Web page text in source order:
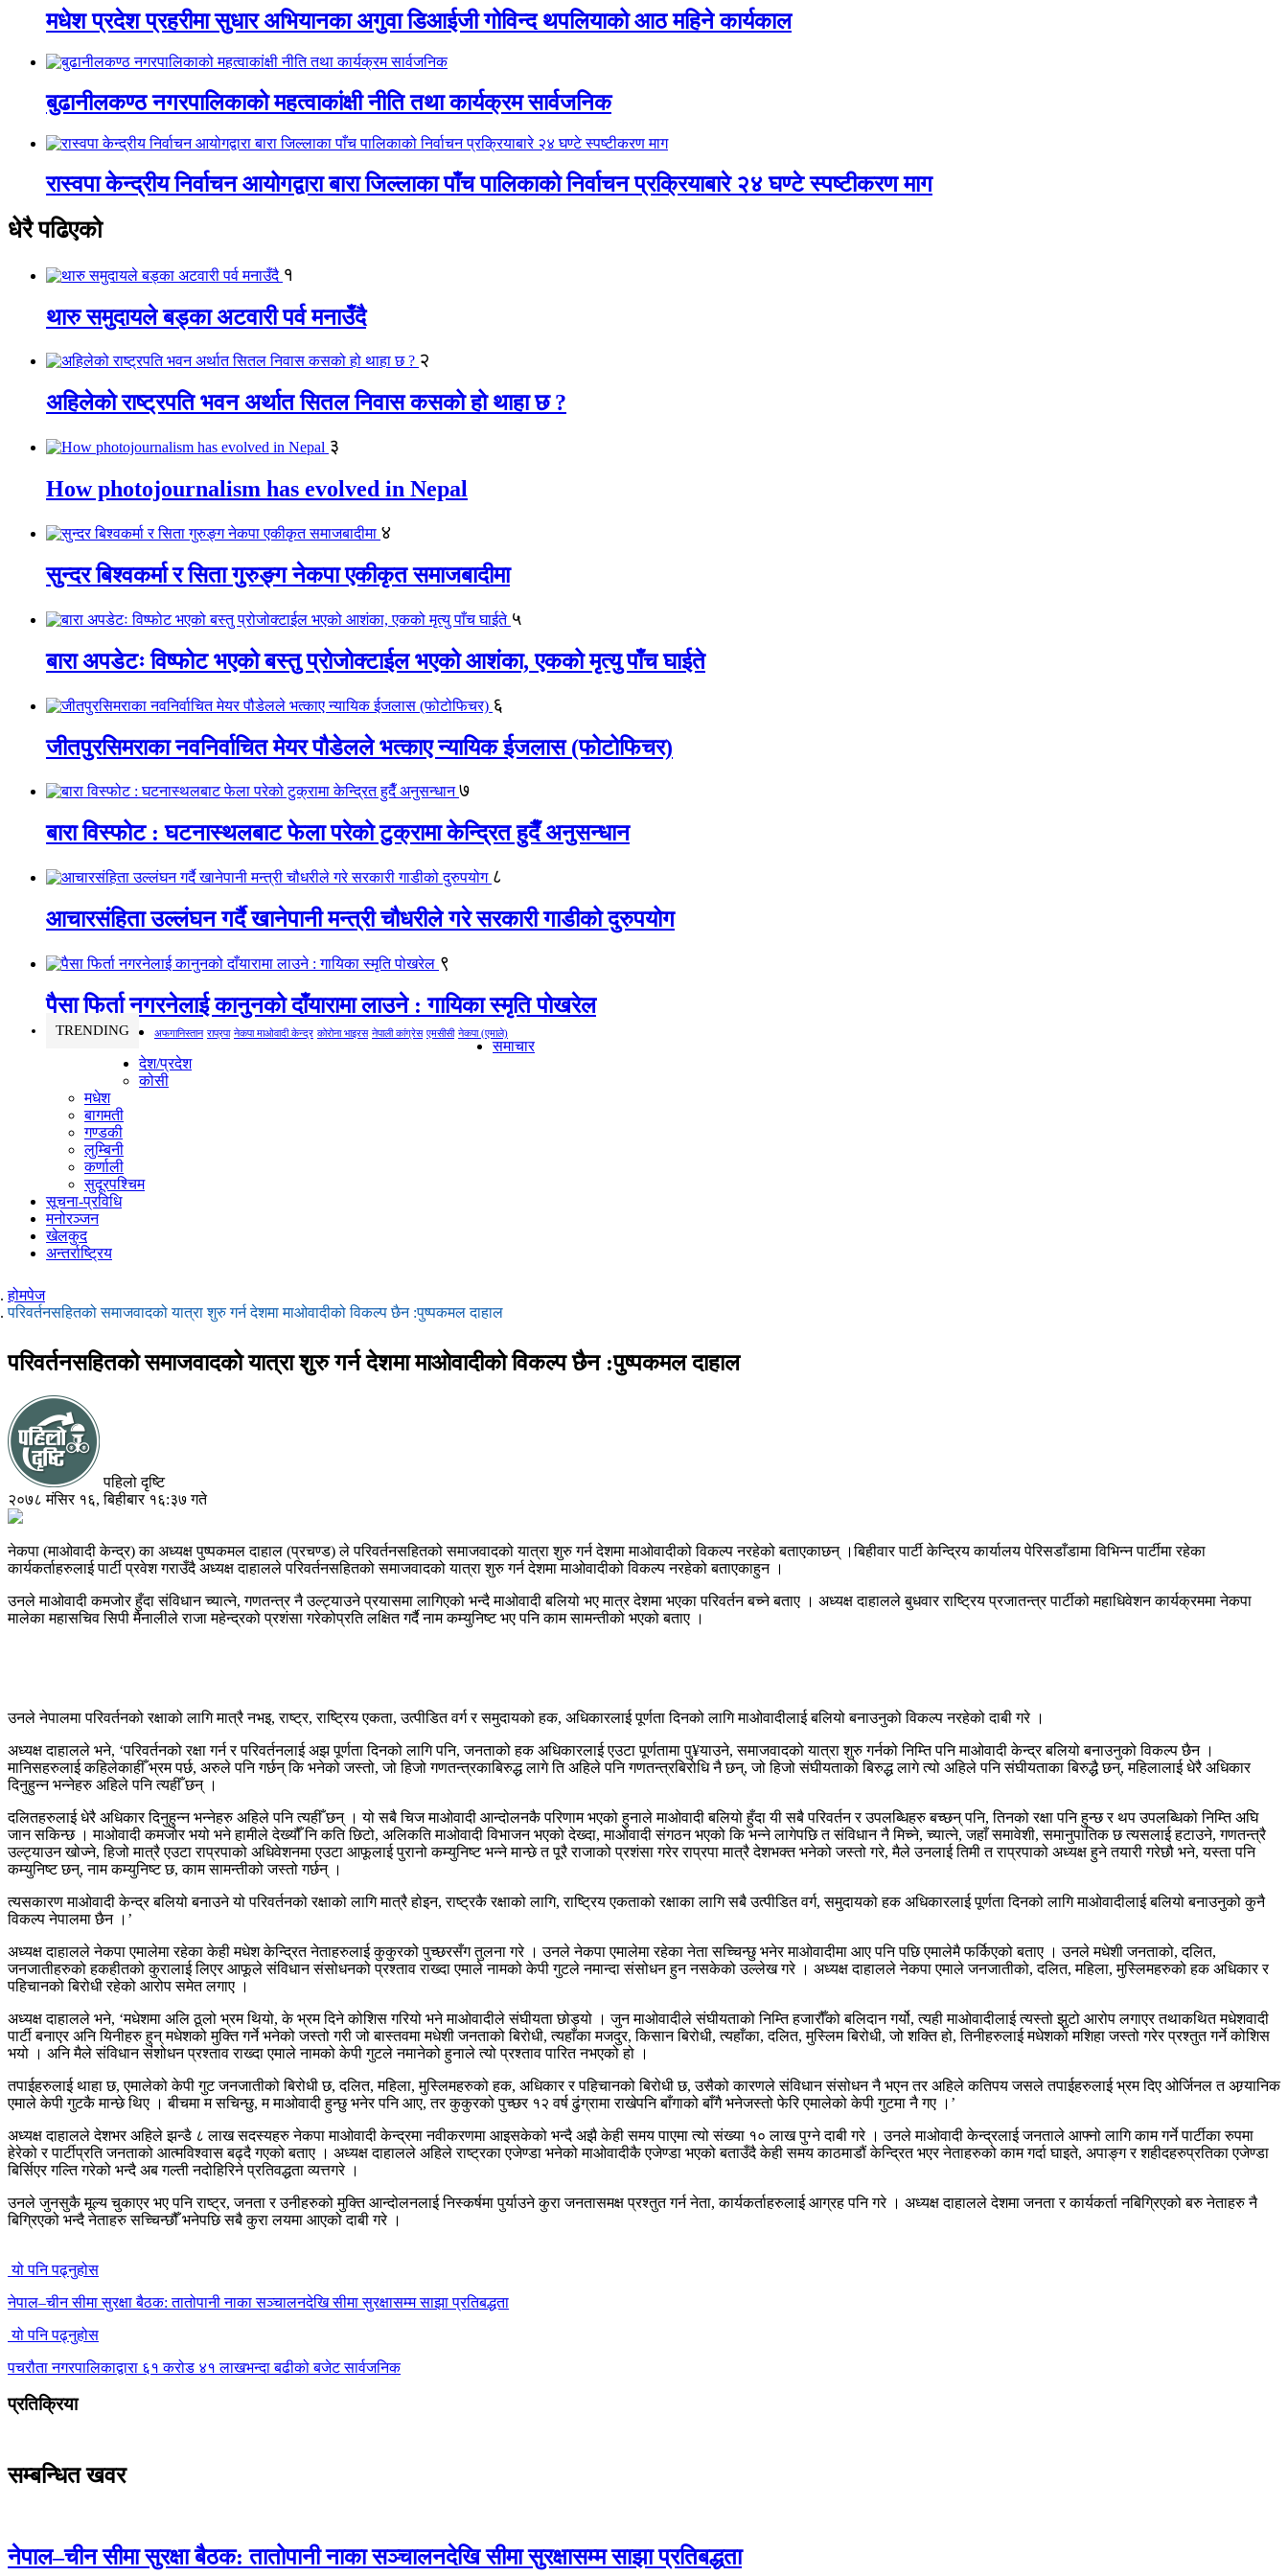
मधेश प्रदेश प्रहरीमा सुधार अभियानका अगुवा डिआईजी गोविन्द थपलियाको आठ महिने कार्यकाल
बुढानीलकण्ठ नगरपालिकाको महत्वाकांक्षी नीति तथा कार्यक्रम सार्वजनिक
रास्वपा केन्द्रीय निर्वाचन आयोगद्वारा बारा जिल्लाका पाँच पालिकाको निर्वाचन प्रक्रियाबारे २४ घण्टे स्पष्टीकरण माग
धेरै पढिएको
१
थारु समुदायले बड्का अटवारी पर्व मनाउँदै
२
अहिलेको राष्ट्रपति भवन अर्थात सितल निवास कसको हो थाहा छ ?
३
How photojournalism has evolved in Nepal
४
सुन्दर बिश्वकर्मा र सिता गुरुङ्ग नेकपा एकीकृत समाजबादीमा
५
बारा अपडेटः विष्फोट भएको बस्तु प्रोजोक्टाईल भएको आशंका, एकको मृत्यु पाँच घाईते
६
जीतपुरसिमराका नवनिर्वाचित मेयर पौडेलले भत्काए न्यायिक ईजलास (फोटोफिचर)
७
बारा विस्फोट : घटनास्थलबाट फेला परेको टुक्रामा केन्द्रित हुदैँ अनुसन्धान
८
आचारसंहिता उल्लंघन गर्दै खानेपानी मन्त्री चौधरीले गरे सरकारी गाडीको दुरुपयोग
९
पैसा फिर्ता नगरनेलाई कानुनको दाँयारामा लाउने : गायिका स्‍मृति पोखरेल
TRENDING अफगानिस्तान राप्रपा नेकपा माओवादी केन्द्र कोरोना भाइरस नेपाली कांग्रेस एमसीसी नेकपा (एमाले)
समाचार
देश/प्रदेश
कोसी
मधेश
बागमती
गण्डकी
लुम्बिनी
कर्णाली
सुदूरपश्चिम
सूचना-प्रविधि
मनोरञ्जन
खेलकुद
अन्तर्राष्ट्रिय
होमपेज
परिवर्तनसहितको समाजवादको यात्रा शुरु गर्न देशमा माओवादीको विकल्प छैन :पुष्पकमल दाहाल
परिवर्तनसहितको समाजवादको यात्रा शुरु गर्न देशमा माओवादीको विकल्प छैन :पुष्पकमल दाहाल
पहिलो दृष्टि
२०७८ मंसिर १६, बिहीबार १६:३७ गते
नेकपा (माओवादी केन्द्र) का अध्यक्ष पुष्पकमल दाहाल (प्रचण्ड) ले परिवर्तनसहितको समाजवादको यात्रा शुरु गर्न देशमा माओवादीको विकल्प नरहेको बताएकाछन् ।बिहीवार पार्टी केन्द्रिय कार्यालय पेरिसडाँडामा विभिन्न पार्टीमा रहेका
कार्यकर्ताहरुलाई पार्टी प्रवेश गराउँदै अध्यक्ष दाहालले परिवर्तनसहितको समाजवादको यात्रा शुरु गर्न देशमा माओवादीको विकल्प नरहेको बताएकाहुन ।
उनले माओवादी कमजोर हुँदा संविधान च्यात्ने, गणतन्त्र नै उल्ट्याउने प्रयासमा लागिएको भन्दै माओवादी बलियो भए मात्र देशमा भएका परिवर्तन बच्ने बताए । अध्यक्ष दाहालले बुधवार राष्ट्रिय प्रजातन्त्र पार्टीको महाधिवेशन कार्यक्रममा नेकपा
मालेका महासचिव सिपी मैनालीले राजा महेन्द्रको प्रशंसा गरेकोप्रति लक्षित गर्दै नाम कम्युनिष्ट भए पनि काम सामन्तीको भएको बताए ।
उनले नेपालमा परिवर्तनको रक्षाको लागि मात्रै नभइ, राष्ट्र, राष्ट्रिय एकता, उत्पीडित वर्ग र समुदायको हक, अधिकारलाई पूर्णता दिनको लागि माओवादीलाई बलियो बनाउनुको विकल्प नरहेको दाबी गरे ।
अध्यक्ष दाहालले भने, ‘परिवर्तनको रक्षा गर्न र परिवर्तनलाई अझ पूर्णता दिनको लागि पनि, जनताको हक अधिकारलाई एउटा पूर्णतामा पु¥याउने, समाजवादको यात्रा शुरु गर्नको निम्ति पनि माओवादी केन्द्र बलियो बनाउनुको विकल्प छैन ।
मानिसहरुलाई कहिलेकाहीँ भ्रम पर्छ, अरुले पनि गर्छन् कि भनेको जस्तो, जो हिजो गणतन्त्रकाबिरुद्ध लागे ति अहिले पनि गणतन्त्रबिरोधि नै छन्, जो हिजो संघीयताको बिरुद्ध लागे त्यो अहिले पनि संघीयताका बिरुद्धै छन्, महिलालाई धेरै अधिकार
दिनुहुन्न भन्नेहरु अहिले पनि त्यहीँ छन् ।
दलितहरुलाई धेरै अधिकार दिनुहुन्न भन्नेहरु अहिले पनि त्यहीँ छन् । यो सबै चिज माओवादी आन्दोलनकै परिणाम भएको हुनाले माओवादी बलियो हुँदा यी सबै परिवर्तन र उपलब्धिहरु बच्छन् पनि, तिनको रक्षा पनि हुन्छ र थप उपलब्धिको निम्ति अघि
जान सकिन्छ । माओवादी कमजोर भयो भने हामीले देख्यौँ नि कति छिटो, अलिकति माओवादी विभाजन भएको देख्दा, माओवादी संगठन भएको कि भन्ने लागेपछि त संविधान नै मिच्ने, च्यात्ने, जहाँ समावेशी, समानुपातिक छ त्यसलाई हटाउने, गणतन्त्रै
उल्ट्याउन खोज्ने, हिजो मात्रै एउटा राप्रपाको अधिवेशनमा एउटा आफूलाई पुरानो कम्युनिष्ट भन्ने मान्छे त पूरै राजाको प्रशंसा गरेर राप्रपा मात्रै देशभक्त भनेको जस्तो गरे, मैले उनलाई तिमी त राप्रपाको अध्यक्ष हुने तयारी गरेछौ भने, यस्ता पनि
कम्युनिष्ट छन्, नाम कम्युनिष्ट छ, काम सामन्तीको जस्तो गर्छन् ।
त्यसकारण माओवादी केन्द्र बलियो बनाउने यो परिवर्तनको रक्षाको लागि मात्रै होइन, राष्ट्रकै रक्षाको लागि, राष्ट्रिय एकताको रक्षाका लागि सबै उत्पीडित वर्ग, समुदायको हक अधिकारलाई पूर्णता दिनको लागि माओवादीलाई बलियो बनाउनुको कुनै
विकल्प नेपालमा छैन ।’
अध्यक्ष दाहालले नेकपा एमालेमा रहेका केही मधेश केन्द्रित नेताहरुलाई कुकुरको पुच्छरसँग तुलना गरे । उनले नेकपा एमालेमा रहेका नेता सच्चिन्छु भनेर माओवादीमा आए पनि पछि एमालेमै फर्किएको बताए । उनले मधेशी जनताको, दलित,
जनजातीहरुको हकहीतको कुरालाई लिएर आफूले संविधान संसोधनको प्रश्ताव राख्दा एमाले नामको केपी गुटले नमान्दा संसोधन हुन नसकेको उल्लेख गरे । अध्यक्ष दाहालले नेकपा एमाले जनजातीको, दलित, महिला, मुस्लिमहरुको हक अधिकार र
पहिचानको बिरोधी रहेको आरोप समेत लगाए ।
अध्यक्ष दाहालले भने, ‘मधेशमा अलि ठूलो भ्रम थियो, के भ्रम दिने कोशिस गरियो भने माओवादीले संघीयता छोड्यो । जुन माओवादीले संघीयताको निम्ति हजारौँको बलिदान गर्यो, त्यही माओवादीलाई त्यस्तो झुटो आरोप लगाएर तथाकथित मधेशवादी
पार्टी बनाएर अनि यिनीहरु हुन् मधेशको मुक्ति गर्ने भनेको जस्तो गरी जो बास्तवमा मधेशी जनताको बिरोधी, त्यहाँका मजदुर, किसान बिरोधी, त्यहाँका, दलित, मुस्लिम बिरोधी, जो शक्ति हो, तिनीहरुलाई मधेशको मशिहा जस्तो गरेर प्रश्तुत गर्ने कोशिस
भयो । अनि मैले संविधान संशोधन प्रश्ताव राख्दा एमाले नामको केपी गुटले नमानेको हुनाले त्यो प्रश्ताव पारित नभएको हो ।
तपाईहरुलाई थाहा छ, एमालेको केपी गुट जनजातीको बिरोधी छ, दलित, महिला, मुस्लिमहरुको हक, अधिकार र पहिचानको बिरोधी छ, उसैको कारणले संविधान संसोधन नै भएन तर अहिले कतिपय जसले तपाईहरुलाई भ्रम दिए ओर्जिनल त अग्र्यानिक
एमाले केपी गुटकै मान्छे थिए । बीचमा म सचिन्छु, म माओवादी हुन्छु भनेर पनि आए, तर कुकुरको पुच्छर १२ वर्ष ढुंग्रामा राखेपनि बाँगाको बाँगै भनेजस्तो फेरि एमालेको केपी गुटमा नै गए ।’
अध्यक्ष दाहालले देशभर अहिले झन्डै ८ लाख सदस्यहरु नेकपा माओवादी केन्द्रमा नवीकरणमा आइसकेको भन्दै अझै केही समय पाएमा त्यो संख्या १० लाख पुग्ने दाबी गरे । उनले माओवादी केन्द्रलाई जनताले आफ्नो लागि काम गर्ने पार्टीका रुपमा
हेरेको र पार्टीप्रति जनताको आत्मविश्वास बढ्दै गएको बताए । अध्यक्ष दाहालले अहिले राष्ट्रका एजेण्डा भनेको माओवादीकै एजेण्डा भएको बताउँदै केही समय काठमाडौं केन्द्रित भएर नेताहरुको काम गर्दा घाइते, अपाङ्ग र शहीदहरुप्रतिका एजेण्डा
बिर्सिएर गल्ति गरेको भन्दै अब गल्ती नदोहिरिने प्रतिवद्धता व्यत्तगरे ।
उनले जुनसुकै मूल्य चुकाएर भए पनि राष्ट्र, जनता र उनीहरुको मुक्ति आन्दोलनलाई निस्कर्षमा पुर्याउने कुरा जनतासमक्ष प्रश्तुत गर्न नेता, कार्यकर्ताहरुलाई आग्रह पनि गरे । अध्यक्ष दाहालले देशमा जनता र कार्यकर्ता नबिग्रिएको बरु नेताहरु नै
बिग्रिएको भन्दै नेताहरु सच्चिन्छौँ भनेपछि सबै कुरा लयमा आएको दाबी गरे ।
यो पनि पढ्नुहोस
नेपाल–चीन सीमा सुरक्षा बैठक: तातोपानी नाका सञ्चालनदेखि सीमा सुरक्षासम्म साझा प्रतिबद्धता
यो पनि पढ्नुहोस
पचरौता नगरपालिकाद्वारा ६१ करोड ४१ लाखभन्दा बढीको बजेट सार्वजनिक
प्रतिक्रिया
सम्बन्धित खवर
नेपाल–चीन सीमा सुरक्षा बैठक: तातोपानी नाका सञ्चालनदेखि सीमा सुरक्षासम्म साझा प्रतिबद्धता